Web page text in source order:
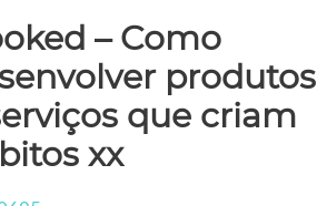
– Como
produtos
que criam
xx